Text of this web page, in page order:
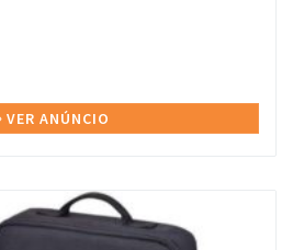
VER ANÚNCIO